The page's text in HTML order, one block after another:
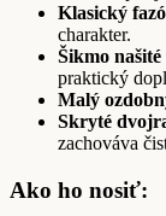
Klasický
charakter.
Šikmo
praktický
Malý
Skryté
zachováva
Ako ho nosiť: